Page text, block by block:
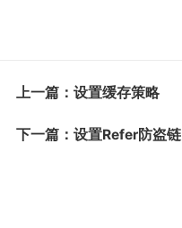
上一篇：设置缓存策略
下一篇：设置Refer防盗链